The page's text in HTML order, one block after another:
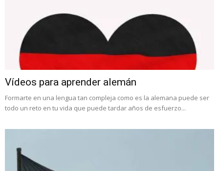
Vídeos para aprender alemán
Formarte en una lengua tan compleja como es la alemana puede ser
todo un reto en tu vida que puede tardar años de esfuerzo...